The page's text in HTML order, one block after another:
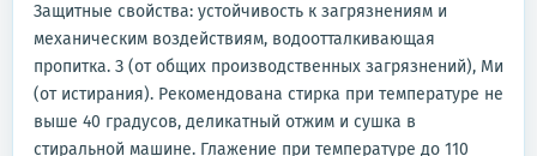
Защитные свойства: устойчивость к загрязнениям и
механическим воздействиям, водоотталкивающая
пропитка. З (от общих производственных загрязнений), Ми
(от истирания). Рекомендована стирка при температуре не
выше 40 градусов, деликатный отжим и сушка в
стиральной машине. Глажение при температуре до 110